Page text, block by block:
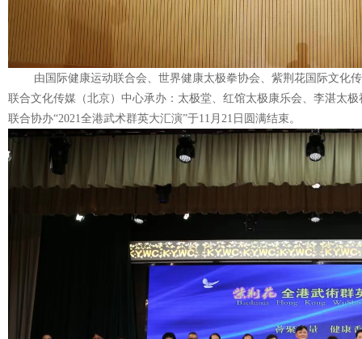
由国际健康运动联合会、世界健康太极拳协会、紫荆花国际文化
联合文化传媒（北京）中心承办：太极堂、红馆太极康乐会、李湛太
联合协办“2021全港武术群英大汇演”于11月21日圆满结束。